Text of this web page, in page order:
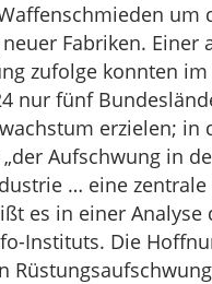
um
Fabriken. Einer
zufolge konnten
nur fünf
erzielen; in
Aufschwung in
… eine zentrale
es in einer Analyse
Instituts. Die